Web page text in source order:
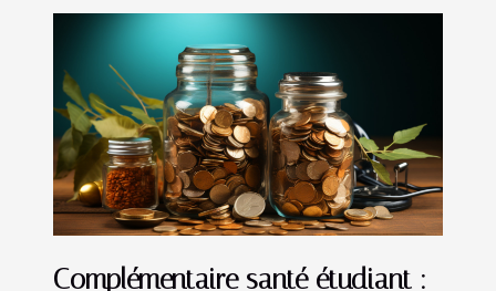
Complémentaire santé étudiant :